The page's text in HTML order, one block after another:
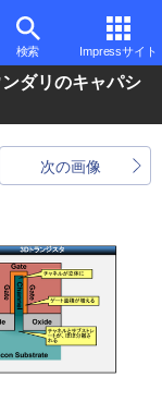
検索 Impressサイト
ダリのキャパシ
次の画像